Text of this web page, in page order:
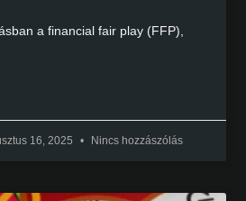
a financial fair play (FFP),
16, 2025 Nincs hozzászólás